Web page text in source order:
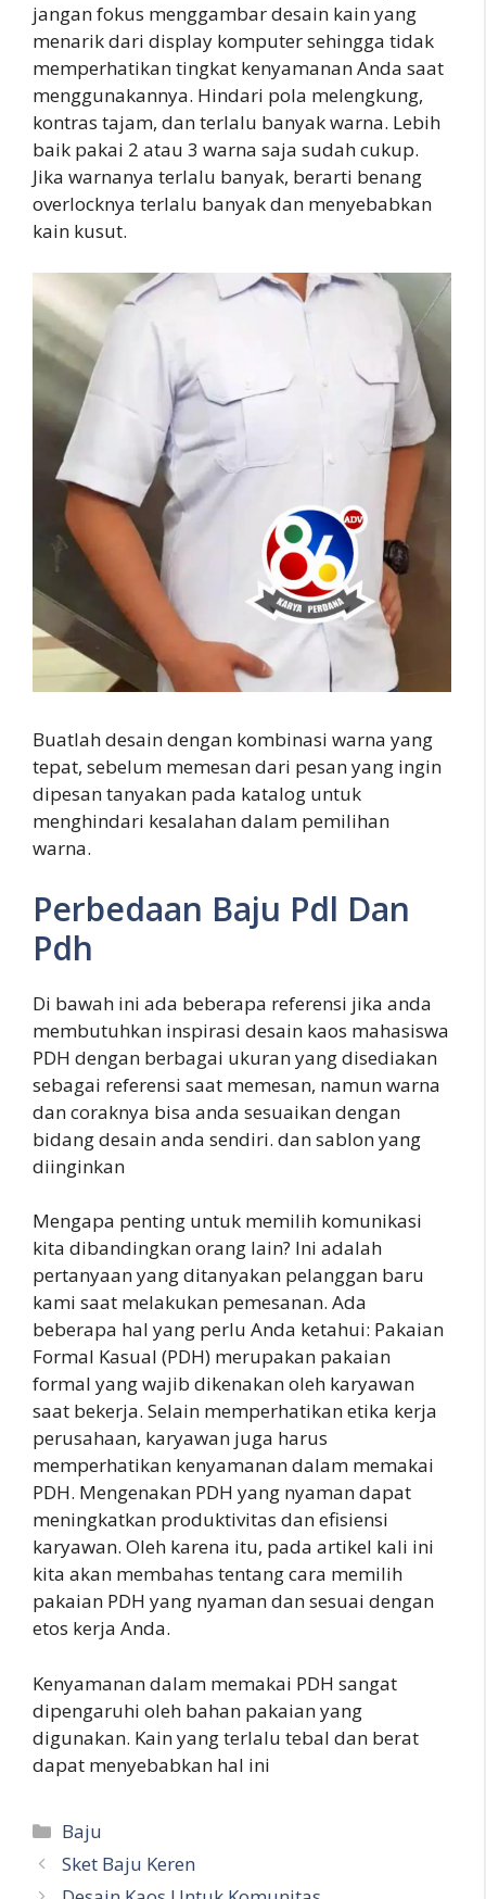
jangan fokus menggambar desain kain yang
menarik dari display komputer sehingga tidak
memperhatikan tingkat kenyamanan Anda saat
menggunakannya. Hindari pola melengkung,
kontras tajam, dan terlalu banyak warna. Lebih
baik pakai 2 atau 3 warna saja sudah cukup.
Jika warnanya terlalu banyak, berarti benang
overlocknya terlalu banyak dan menyebabkan
kain kusut.
Buatlah desain dengan kombinasi warna yang
tepat, sebelum memesan dari pesan yang ingin
dipesan tanyakan pada katalog untuk
menghindari kesalahan dalam pemilihan
warna.
Perbedaan Baju Pdl Dan
Pdh
Di bawah ini ada beberapa referensi jika anda
membutuhkan inspirasi desain kaos mahasiswa
PDH dengan berbagai ukuran yang disediakan
sebagai referensi saat memesan, namun warna
dan coraknya bisa anda sesuaikan dengan
bidang desain anda sendiri. dan sablon yang
diinginkan
Mengapa penting untuk memilih komunikasi
kita dibandingkan orang lain? Ini adalah
pertanyaan yang ditanyakan pelanggan baru
kami saat melakukan pemesanan. Ada
beberapa hal yang perlu Anda ketahui: Pakaian
Formal Kasual (PDH) merupakan pakaian
formal yang wajib dikenakan oleh karyawan
saat bekerja. Selain memperhatikan etika kerja
perusahaan, karyawan juga harus
memperhatikan kenyamanan dalam memakai
PDH. Mengenakan PDH yang nyaman dapat
meningkatkan produktivitas dan efisiensi
karyawan. Oleh karena itu, pada artikel kali ini
kita akan membahas tentang cara memilih
pakaian PDH yang nyaman dan sesuai dengan
etos kerja Anda.
Kenyamanan dalam memakai PDH sangat
dipengaruhi oleh bahan pakaian yang
digunakan. Kain yang terlalu tebal dan berat
dapat menyebabkan hal ini
Kategori
Baju
Sket Baju Keren